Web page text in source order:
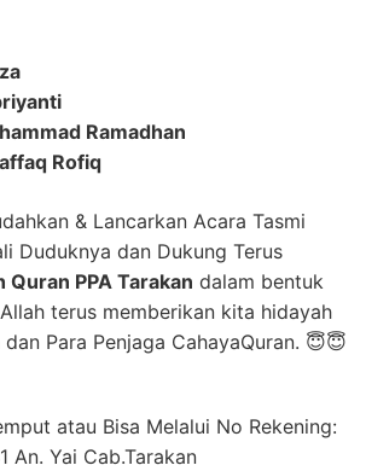
Ramadhan
Rofiq
& Lancarkan Acara Tasmi
Duduknya dan Dukung Terus
Quran PPA Tarakan dalam bentuk
terus memberikan kita hidayah
Para Penjaga CahayaQuran. 😇😇
atau Bisa Melalui No Rekening:
An. Yai Cab.Tarakan